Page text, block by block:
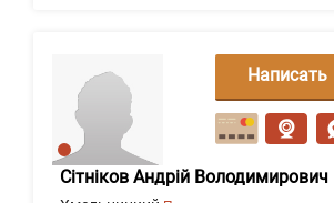
Сітніков Андрій Володимирович
Написать
сообщение